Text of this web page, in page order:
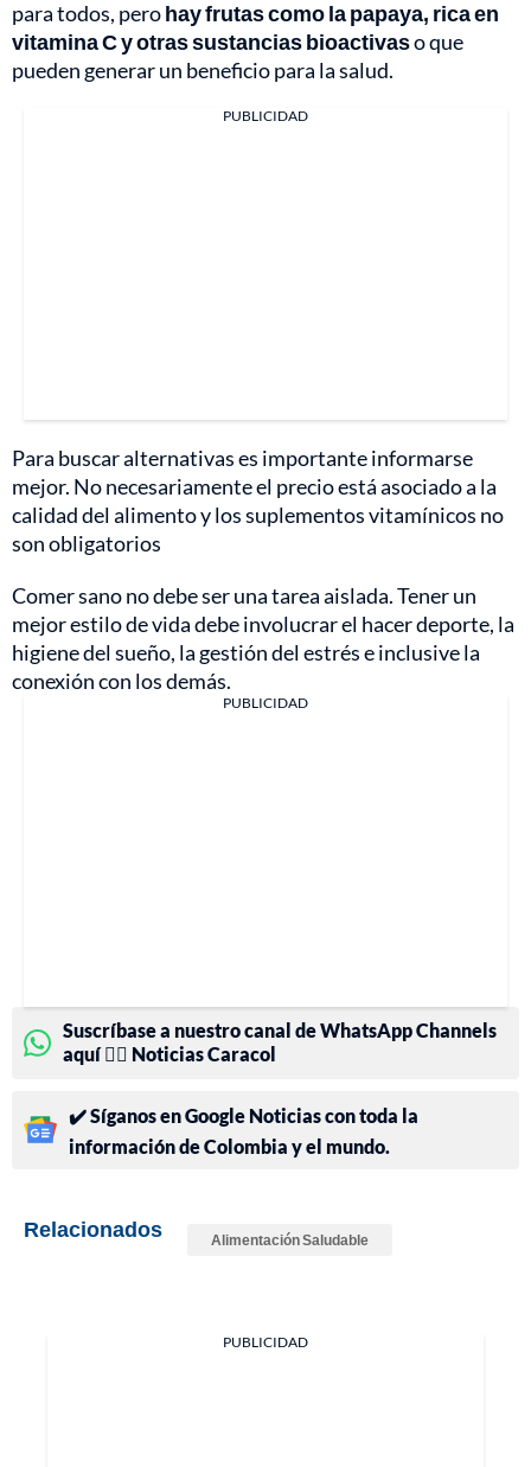
para todos, perohay frutas como la papaya, rica en
vitamina C y otras sustancias bioactivaso que
pueden generar un beneficio para la salud.
PUBLICIDAD
Para buscar alternativas es importante informarse
mejor. No necesariamente el precio está asociado a la
calidad del alimento y los suplementos vitamínicos no
son obligatorios
Comer sano no debe ser una tarea aislada. Tener un
mejor estilo de vida debe involucrar el hacer deporte, la
higiene del sueño, la gestión del estrés e inclusive la
conexión con los demás.
PUBLICIDAD
Suscríbase a nuestro canal de WhatsApp Channels
aquí 👉🏻 Noticias Caracol
✔️ Síganos en Google Noticias con toda la
información de Colombia y el mundo.
Relacionados Alimentación Saludable
PUBLICIDAD